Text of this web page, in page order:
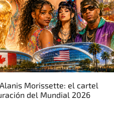
Morissette: el cartel
del Mundial 2026